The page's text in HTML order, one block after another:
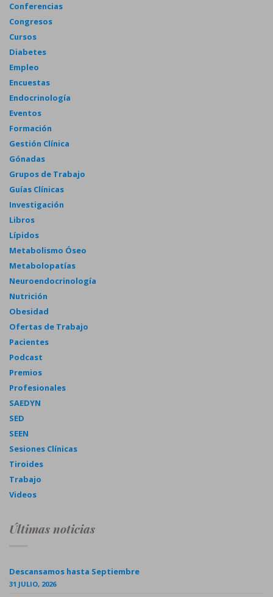
Conferencias
Congresos
Cursos
Diabetes
Empleo
Encuestas
Endocrinología
Eventos
Formación
Gestión Clínica
Gónadas
Grupos de Trabajo
Guías Clínicas
Investigación
Libros
Lípidos
Metabolismo Óseo
Metabolopatías
Neuroendocrinología
Nutrición
Obesidad
Ofertas de Trabajo
Pacientes
Podcast
Premios
Profesionales
SAEDYN
SED
SEEN
Sesiones Clínicas
Tiroides
Trabajo
Videos
Últimas noticias
Descansamos hasta Septiembre
31 JULIO, 2026